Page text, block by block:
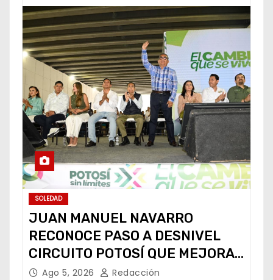
SOLEDAD
JUAN MANUEL NAVARRO
RECONOCE PASO A DESNIVEL
CIRCUITO POTOSÍ QUE MEJORA
LA MOVILIDAD METROPOLITANA
Ago 5, 2026 Redacción